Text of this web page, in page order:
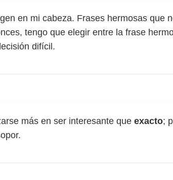
en mi cabeza. Frases hermosas que
tengo que elegir entre la frase
difícil.
más en ser interesante que exacto;